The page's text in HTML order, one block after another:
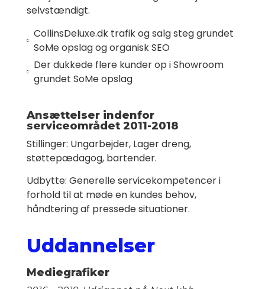
selvstændigt.
CollinsDeluxe.dk trafik og salg steg grundet
SoMe opslag og organisk SEO
Der dukkede flere kunder op i Showroom
grundet SoMe opslag
Ansættelser indenfor
serviceområdet 2011-2018
Stillinger: Ungarbejder, Lager dreng,
støttepædagog, bartender.
Udbytte: Generelle servicekompetencer i
forhold til at møde en kundes behov,
håndtering af pressede situationer.
Uddannelser
Mediegrafiker